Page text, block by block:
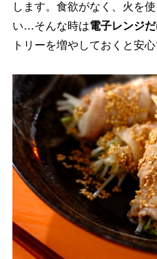
します。食欲がなく、火を
い…そんな時は電子レンジ
トリーを増やしておくと安心